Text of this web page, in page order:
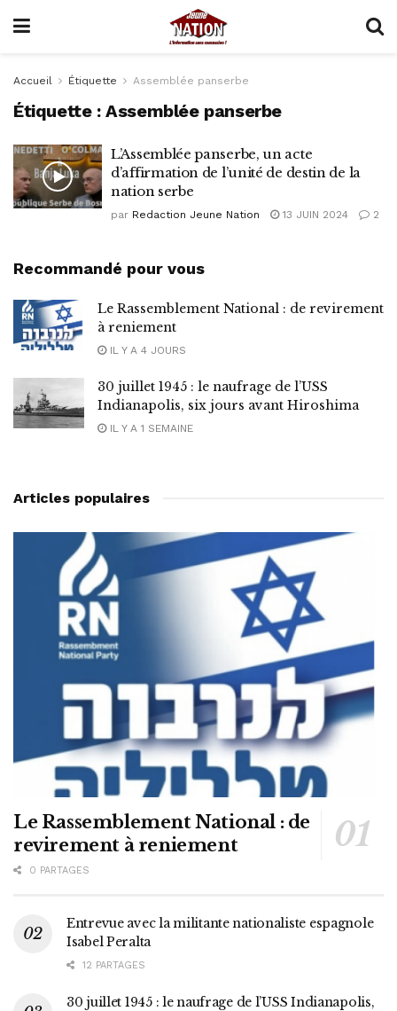
Accueil Étiquette Assemblée panserbe
Étiquette :Assemblée panserbe
L’Assemblée panserbe, un acte
d’affirmation de l’unité de destin de la
nation serbe
par Redaction Jeune Nation 13 JUIN 2024 2
Recommandé pour vous
Le Rassemblement National : de revirement
à reniement
IL Y A 4 JOURS
30 juillet 1945 : le naufrage de l’USS
Indianapolis, six jours avant Hiroshima
IL Y A 1 SEMAINE
Articles populaires
Le Rassemblement National : de
revirement à reniement
0 PARTAGES
Entrevue avec la militante nationaliste espagnole
Isabel Peralta
12 PARTAGES
30 juillet 1945 : le naufrage de l’USS Indianapolis,